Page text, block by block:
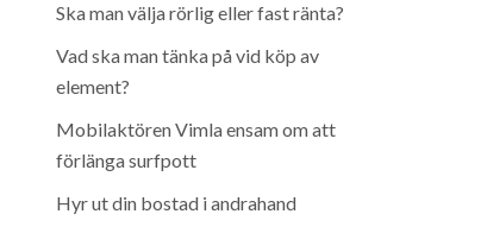
Ska man välja rörlig eller fast ränta?
Vad ska man tänka på vid köp av
element?
Mobilaktören Vimla ensam om att
förlänga surfpott
Hyr ut din bostad i andrahand